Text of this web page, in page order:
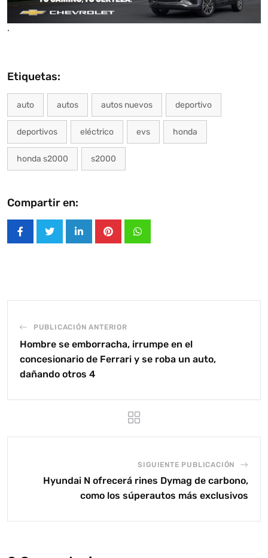
.
Etiquetas:
auto autos autos nuevos deportivo
deportivos eléctrico evs honda
honda s2000 s2000
Compartir en:
LinkedInPinterestWhatsapp
PUBLICACIÓN ANTERIOR
Hombre se emborracha, irrumpe en el
concesionario de Ferrari y se roba un auto,
dañando otros 4
SIGUIENTE PUBLICACIÓN
Hyundai N ofrecerá rines Dymag de carbono,
como los súperautos más exclusivos